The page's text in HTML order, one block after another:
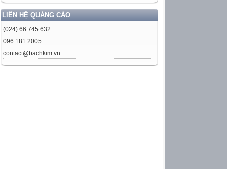
LIÊN HỆ QUẢNG CÁO
(024) 66 745 632
096 181 2005
contact@bachkim.vn